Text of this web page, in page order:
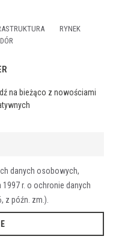
RYNEK
na bieżąco z nowościami
danych osobowych,
r. o ochronie danych
z późn. zm.).